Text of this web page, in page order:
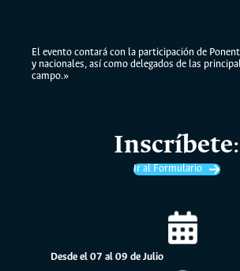
El evento contará con la participación de
y nacionales, así como delegados de las
campo.»
Inscríbete:
Ir al Formulario
Desde el 07 al 09 de Julio